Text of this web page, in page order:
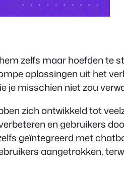
zelfs maar hoefden te
oplossingen uit het
je misschien niet zou
zich ontwikkeld tot
en gebruikers
geïntegreerd met
aangetrokken,